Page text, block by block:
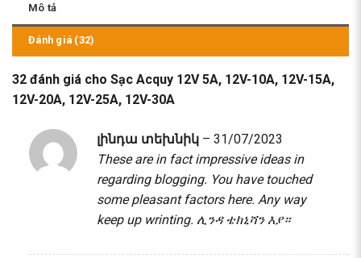
Mô tả
Đánh giá (32)
32 đánh giá cho Sạc Acquy 12V 5A, 12V-10A, 12V-15A,
12V-20A, 12V-25A, 12V-30A
լինդա տեխնիկ – 31/07/2023
These are in fact impressive ideas in
regarding blogging. You have touched
some pleasant factors here. Any way
keep up wrinting. ሊንዳ ቴክኒሻን እያ።